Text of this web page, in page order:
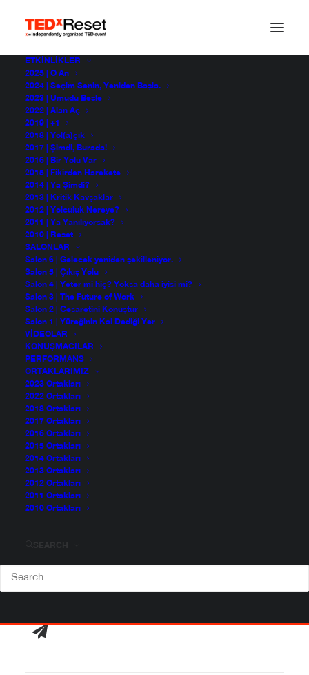
ETKINLIKLER
2025 | O An
2024 | Seçim Senin, Yeniden Başla.
2023 | Umudu Besle
2022 | Alan Aç
2019 | +1
2018 | Yol(a)çık
2017 | Şimdi, Burada!
2016 | Bir Yolu Var
2015 | Fikirden Harekete
2014 | Ya Şimdi?
2013 | Kritik Kavşaklar
2012 | Yolculuk Nereye?
2011 | Ya Yanılıyorsak?
2010 | Reset
SALONLAR
Salon 6 | Gelecek yeniden şekilleniyor.
Salon 5 | Çıkış Yolu
Salon 4 | Yeter mi hiç? Yoksa daha iyisi mi?
Salon 3 | The Future of Work
Salon 2 | Cesaretini Konuştur
Salon 1 | Yüreğinin Kal Dediği Yer
VIDEOLAR
KONUŞMACILAR
PERFORMANS
ORTAKLARIMIZ
2023 Ortakları
2022 Ortakları
2018 Ortakları
2017 Ortakları
2016 Ortakları
2015 Ortakları
2014 Ortakları
2013 Ortakları
2012 Ortakları
2011 Ortakları
2010 Ortakları